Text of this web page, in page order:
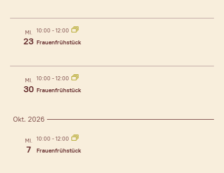
MI.
23
10:00 - 12:00
Frauenfrühstück
MI.
30
10:00 - 12:00
Frauenfrühstück
Okt. 2026
MI.
7
10:00 - 12:00
Frauenfrühstück